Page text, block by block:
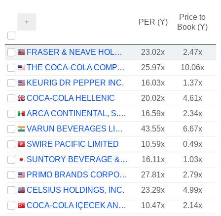
PER (Y)
Price to
Book (Y)
FRASER & NEAVE HOLDINGS 23.02x
2.47x
THE COCA-COLA COMPANY
25.97x
10.06x
KEURIG DR PEPPER INC.
16.03x
1.37x
COCA-COLA HELLENIC
20.02x
4.61x
ARCA CONTINENTAL, S.A.B. DE C.V.
16.59x
2.34x
VARUN BEVERAGES LIMITED
43.55x
6.67x
SWIRE PACIFIC LIMITED
10.59x
0.49x
SUNTORY BEVERAGE & FOOD LIMITED
16.11x 1.03x
PRIMO BRANDS CORPORATION
27.81x
2.79x
CELSIUS HOLDINGS, INC.
23.29x
4.99x
COCA-COLA IÇECEK ANONIM SIRKETI
10.47x
2.14x